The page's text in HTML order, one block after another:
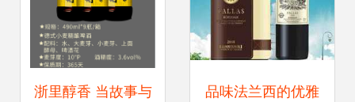
浙里醇香 当故事与 品味法兰西的优雅